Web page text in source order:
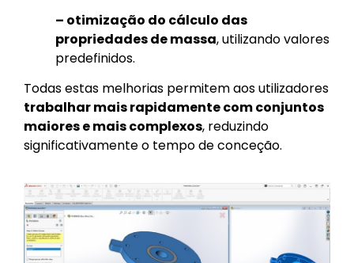
– otimização do cálculo das
propriedades de massa, utilizando valores
predefinidos.
Todas estas melhorias permitem aos utilizadores
trabalhar mais rapidamente com conjuntos
maiores e mais complexos, reduzindo
significativamente o tempo de conceção.